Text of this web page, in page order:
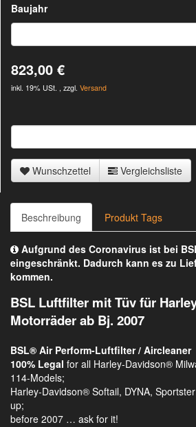
Baujahr
823,00 €
inkl. 19% USt. , zzgl. Versand
Wunschzettel Vergleichsliste
Beschreibung Produkt Tags
Aufgrund des Coronavirus ist bei
eingeschränkt. Dadurch kann es zu
kommen.
BSL Luftfilter mit Tüv für
Motorräder ab Bj. 2007
BSL® Air Perform-Luftfilter / Aircleaner
100% Legal for all Harley-Davidson®
114-Models;
Harley-Davidson® Softail, DYNA,
up;
before 2007 … ask for it!